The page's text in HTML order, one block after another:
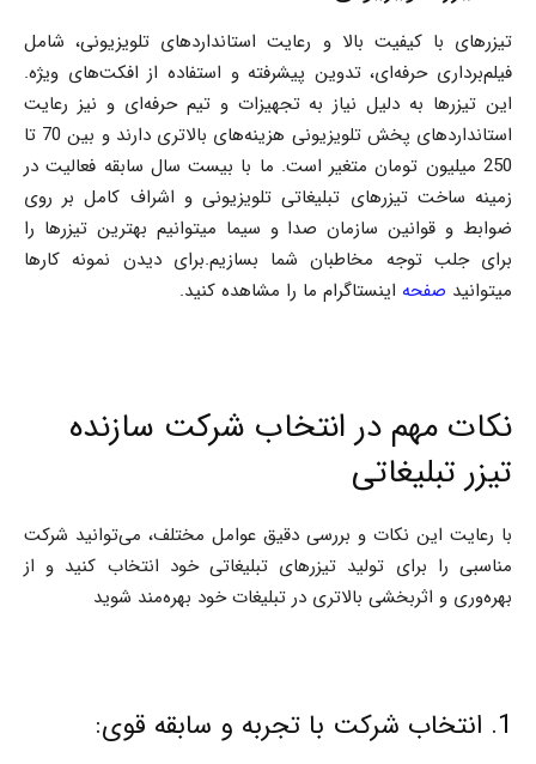
تیزرهای با کیفیت بالا و رعایت استانداردهای تلویزیونی، شامل
فیلم‌برداری حرفه‌ای، تدوین پیشرفته و استفاده از افکت‌های ویژه.
این تیزرها به دلیل نیاز به تجهیزات و تیم حرفه‌ای و نیز رعایت
استانداردهای پخش تلویزیونی هزینه‌های بالاتری دارند و بین 70 تا
250 میلیون تومان متغیر است. ما با بیست سال سابقه فعالیت در
زمینه ساخت تیزرهای تبلیغاتی تلویزیونی و اشراف کامل بر روی
ضوابط و قوانین سازمان صدا و سیما میتوانیم بهترین تیزرها را
برای جلب توجه مخاطبان شما بسازیم.برای دیدن نمونه کارها
میتوانید صفحه اینستاگرام ما را مشاهده کنید.
نکات مهم در انتخاب شرکت سازنده
تیزر تبلیغاتی
با رعایت این نکات و بررسی دقیق عوامل مختلف، می‌توانید شرکت
مناسبی را برای تولید تیزرهای تبلیغاتی خود انتخاب کنید و از
بهره‌وری و اثربخشی بالاتری در تبلیغات خود بهره‌مند شوید
1. انتخاب شرکت با تجربه و سابقه قوی: